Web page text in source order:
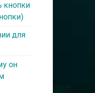
кнопки
для
он